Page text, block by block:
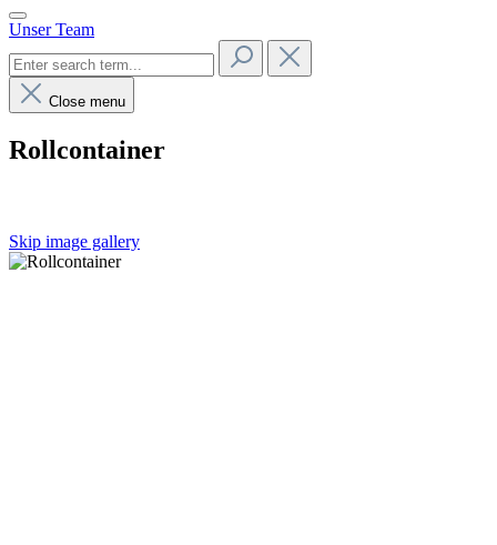
Unser Team
Close menu
Rollcontainer
Skip image gallery